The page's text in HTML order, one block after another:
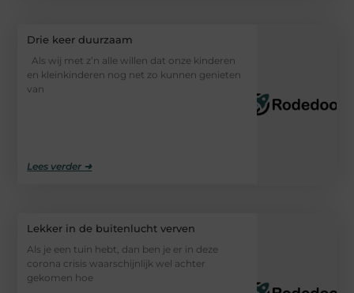
Drie keer duurzaam
Als wij met z’n alle willen dat onze kinderen
en kleinkinderen nog net zo kunnen genieten
van
Lees verder ➜
Lekker in de buitenlucht verven
Als je een tuin hebt, dan ben je er in deze
corona crisis waarschijnlijk wel achter
gekomen hoe